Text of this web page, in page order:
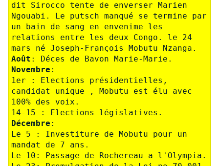
dit Sirocco tente de enverser Marien
Ngouabi. Le putsch manqué se termine par
un bain de sang en envenime les
relations entre les deux Congo. le 24
mars né Joseph-François Mobutu Nzanga.
Août : Déces de Bavon Marie-Marie.
Novembre :
1er : Elections présidentielles,
candidat unique , Mobutu est élu avec
100% des voix.
14-15 : Elections législatives.
Décembre :
Le 5 : Investiture de Mobutu pour un
mandat de 7 ans.
Le 10: Passage de Rochereau a l'Olympia.